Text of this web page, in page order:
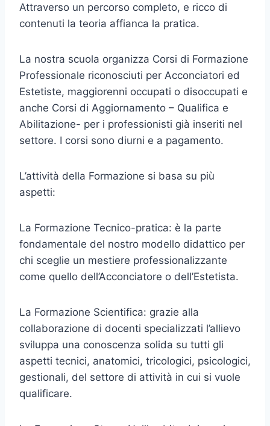
Attraverso un percorso completo, e ricco di
contenuti la teoria affianca la pratica.
La nostra scuola organizza Corsi di Formazione
Professionale riconosciuti per Acconciatori ed
Estetiste, maggiorenni occupati o disoccupati e
anche Corsi di Aggiornamento – Qualifica e
Abilitazione- per i professionisti già inseriti nel
settore. I corsi sono diurni e a pagamento.
L’attività della Formazione si basa su più
aspetti:
La Formazione Tecnico-pratica: è la parte
fondamentale del nostro modello didattico per
chi sceglie un mestiere professionalizzante
come quello dell’Acconciatore o dell’Estetista.
La Formazione Scientifica: grazie alla
collaborazione di docenti specializzati l’allievo
sviluppa una conoscenza solida su tutti gli
aspetti tecnici, anatomici, tricologici, psicologici,
gestionali, del settore di attività in cui si vuole
qualificare.